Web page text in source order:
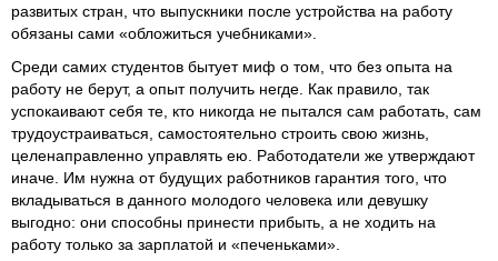
развитых стран, что выпускники после устройства на работу
обязаны сами «обложиться учебниками».
Среди самих студентов бытует миф о том, что без опыта на
работу не берут, а опыт получить негде. Как правило, так
успокаивают себя те, кто никогда не пытался сам работать, сам
трудоустраиваться, самостоятельно строить свою жизнь,
целенаправленно управлять ею. Работодатели же утверждают
иначе. Им нужна от будущих работников гарантия того, что
вкладываться в данного молодого человека или девушку
выгодно: они способны принести прибыть, а не ходить на
работу только за зарплатой и «печеньками».